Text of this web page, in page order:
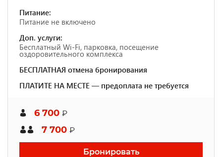
Питание:
Питание не включено
Доп. услуги:
Бесплатный Wi-Fi, парковка, посещение
оздоровительного комплекса
БЕСПЛАТНАЯ отмена бронирования
ПЛАТИТЕ НА МЕСТЕ — предоплата не требуется
6 700 ₽
7 700 ₽
Бронировать